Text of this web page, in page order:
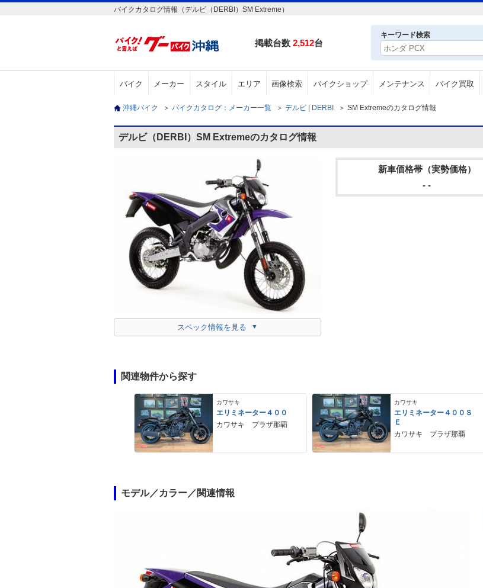
バイクカタログ情報（デルビ（DERBI）SM Extreme）
掲載台数 2,512台
キーワード検索
バイク メーカー スタイル エリア 画像検索 バイクショップ メンテナンス バイク買取
沖縄バイク ＞ バイクカタログ：メーカー一覧 ＞ デルビ | DERBI ＞ SM Extremeのカタログ情報
デルビ（DERBI）SM Extremeのカタログ情報
スペック情報を見る
新車価格帯（実勢価格）
- -
関連物件から探す
カワサキ
エリミネーター４００
カワサキ プラザ那覇
カワサキ
エリミネーター４００Ｓ
Ｅ
カワサキ プラザ那覇
モデル／カラー／関連情報